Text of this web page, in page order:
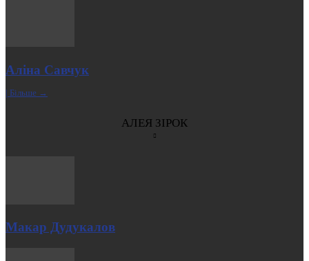
Аліна Савчук
| Більше →
АЛЕЯ ЗІРОК
Макар Дудукалов